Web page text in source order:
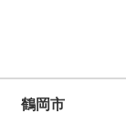
鶴岡市